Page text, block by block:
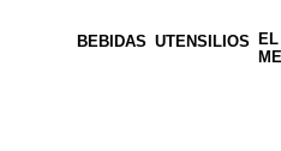
BEBIDAS UTENSILIOS
EL